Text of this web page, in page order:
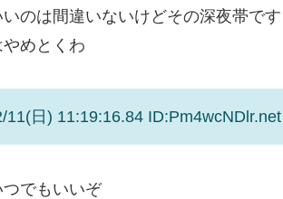
のは間違いないけどその深夜帯で
めとくわ
11(日) 11:19:16.84 ID:Pm4wcNDlr.net
でもいいぞ